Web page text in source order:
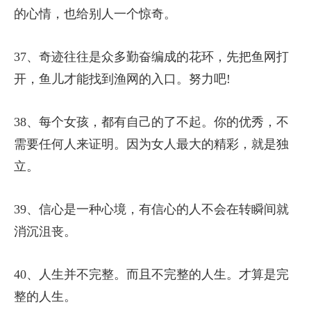
的心情，也给别人一个惊奇。
37、奇迹往往是众多勤奋编成的花环，先把鱼网打
开，鱼儿才能找到渔网的入口。努力吧!
38、每个女孩，都有自己的了不起。你的优秀，不
需要任何人来证明。因为女人最大的精彩，就是独
立。
39、信心是一种心境，有信心的人不会在转瞬间就
消沉沮丧。
40、人生并不完整。而且不完整的人生。才算是完
整的人生。